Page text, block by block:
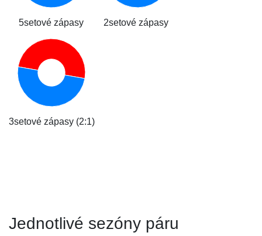
5setové zápasy 2setové zápasy
3setové zápasy (2:1)
Jednotlivé sezóny páru